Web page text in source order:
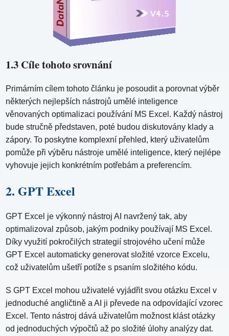
1.3 Cíle tohoto srovnání
Primárním cílem tohoto článku je posoudit a porovnat výběr
některých nejlepších nástrojů umělé inteligence
věnovaných optimalizaci používání MS Excel. Každý nástroj
bude stručně představen, poté budou diskutovány klady a
zápory. To poskytne komplexní přehled, který uživatelům
pomůže při výběru nástroje umělé inteligence, který nejlépe
vyhovuje jejich konkrétním potřebám a preferencím.
2. GPT Excel
GPT Excel je výkonný nástroj AI navržený tak, aby
optimalizoval způsob, jakým podniky používají MS Excel.
Díky využití pokročilých strategií strojového učení může
GPT Excel automaticky generovat složité vzorce Excelu,
což uživatelům ušetří potíže s psaním složitého kódu.
S GPT Excel mohou uživatelé vyjádřit svou otázku Excel v
jednoduché angličtině a AI ji převede na odpovídající vzorec
Excel. Tento nástroj dává uživatelům možnost klást otázky
od jednoduchých výpočtů až po složité úlohy analýzy dat.